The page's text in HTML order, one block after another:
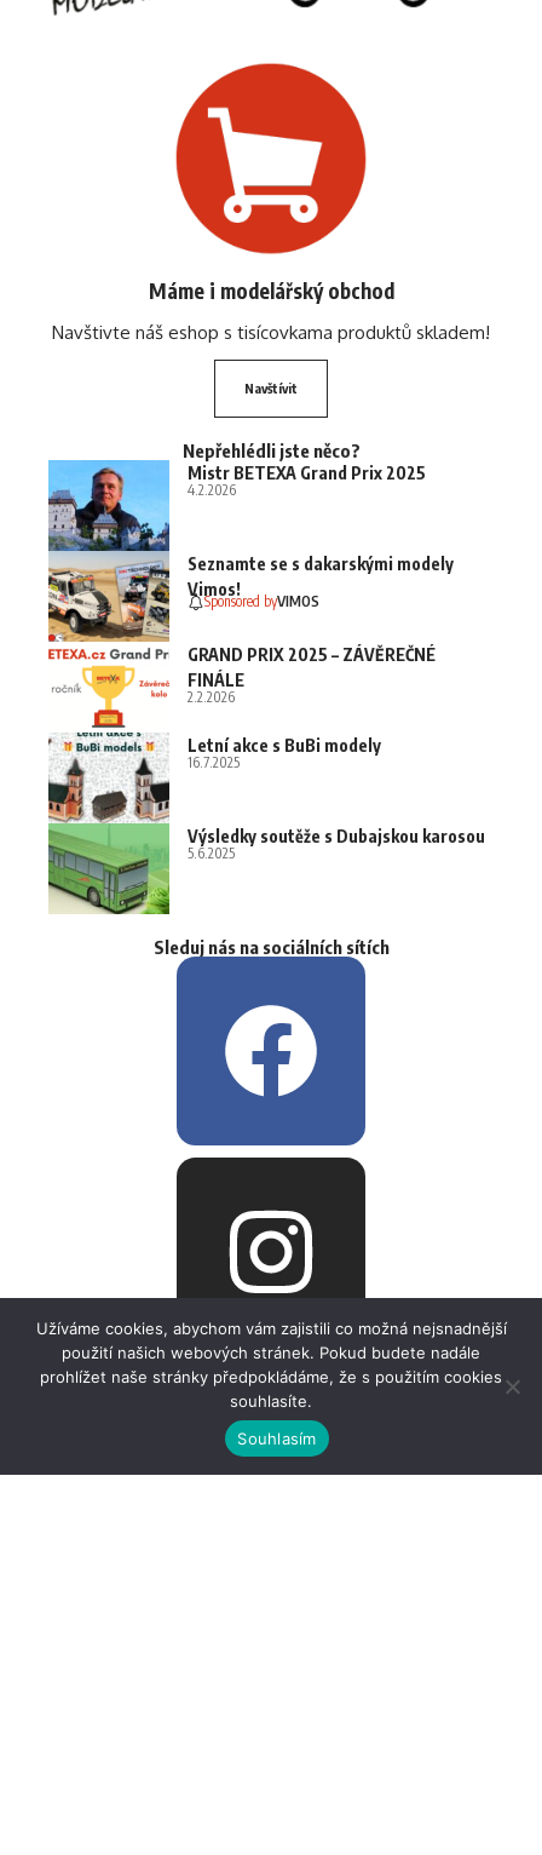
Máme i modelářský obchod
Navštivte náš eshop s tisícovkama produktů skladem!
Navštívit
Nepřehlédli jste něco?
Mistr BETEXA Grand Prix 2025
4.2.2026
Seznamte se s dakarskými modely
Vimos!
Sponsored byVIMOS
GRAND PRIX 2025 – ZÁVĚREČNÉ
FINÁLE
2.2.2026
Letní akce s BuBi modely
16.7.2025
Výsledky soutěže s Dubajskou karosou
5.6.2025
Sleduj nás na sociálních sítích
Užíváme cookies, abychom vám zajistili co možná nejsnadnější
použití našich webových stránek. Pokud budete nadále
prohlížet naše stránky předpokládáme, že s použitím cookies
souhlasíte.
Souhlasím